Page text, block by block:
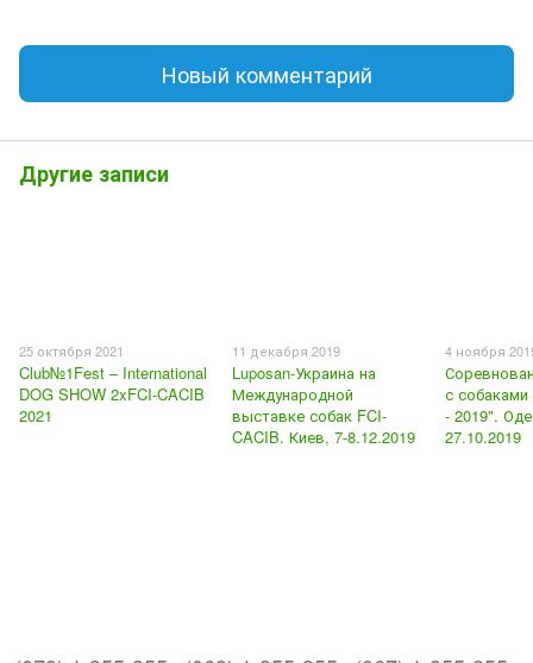
Новый комментарий
Другие записи
25 октября 2021
Club№1Fest – International
DOG SHOW 2xFCI-CACIB
2021
11 декабря 2019
Luposan-Украина на
Международной
выставке собак FCI-
CACIB. Киев, 7-8.12.2019
4 ноября
с
- 2019".
27.10.2019